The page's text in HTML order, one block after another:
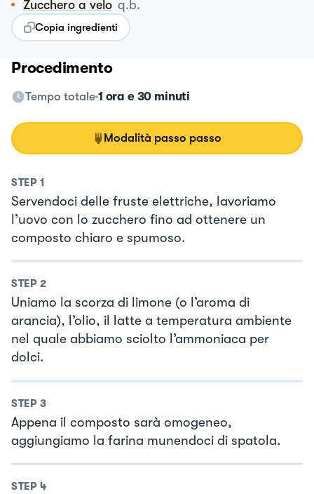
Zucchero a velo q.b.
Copia ingredienti
Procedimento
Tempo totale 1 ora e 30 minuti
Modalità passo passo
STEP 1
Servendoci delle fruste elettriche, lavoriamo
l’uovo con lo zucchero fino ad ottenere un
composto chiaro e spumoso.
STEP 2
Uniamo la scorza di limone (o l’aroma di
arancia), l’olio, il latte a temperatura ambiente
nel quale abbiamo sciolto l’ammoniaca per
dolci.
STEP 3
Appena il composto sarà omogeneo,
aggiungiamo la farina munendoci di spatola.
STEP 4